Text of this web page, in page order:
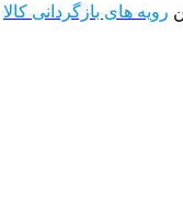
رویه های بازگردانی کالا